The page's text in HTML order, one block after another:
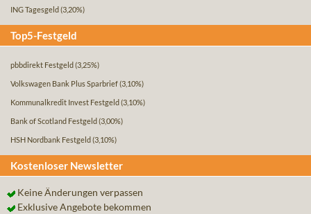
ING Tagesgeld (3,20%)
Top5-Festgeld
pbbdirekt Festgeld (3,25%)
Volkswagen Bank Plus Sparbrief(3,10%)
Kommunalkredit Invest Festgeld (3,10%)
Bank of Scotland Festgeld (3,00%)
HSH Nordbank Festgeld (3,10%)
Kostenloser Newsletter
Keine Änderungen verpassen
Exklusive Angebote bekommen